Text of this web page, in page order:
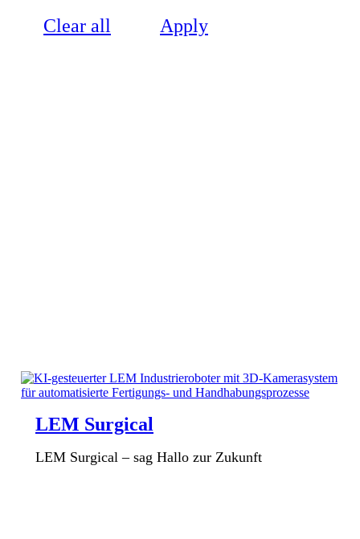
Clear all Apply
LEM Surgical
LEM Surgical – sag Hallo zur Zukunft